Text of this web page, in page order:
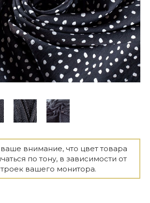
внимание, что цвет товара
по тону, в зависимости от
вашего монитора.